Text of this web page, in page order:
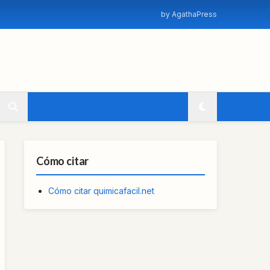
by AgathaPress
Cómo citar
Cómo citar quimicafacil.net